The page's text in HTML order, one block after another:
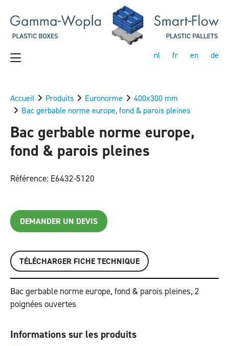
nl fr en de
Accueil Produits Euronorme
400x300 mm
Bac gerbable norme europe, fond & parois pleines
Bac gerbable norme europe,
fond & parois pleines
Référence: E6432-5120
DEMANDER UN DEVIS
TÉLÉCHARGER FICHE TECHNIQUE
Bac gerbable norme europe, fond & parois pleines, 2
poignées ouvertes
Informations sur les produits